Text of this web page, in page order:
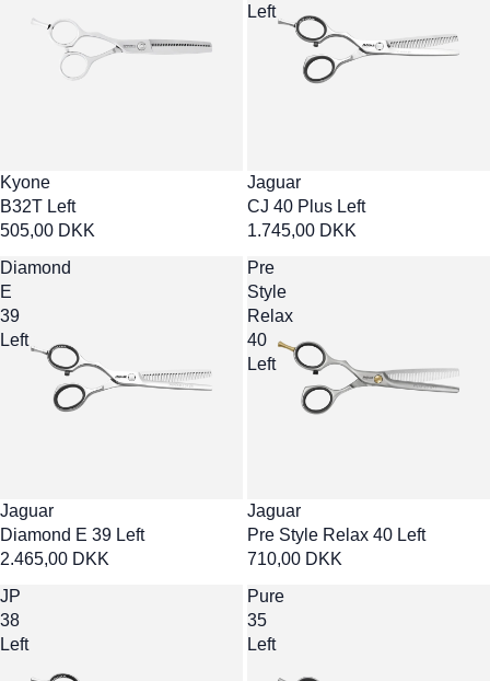
Kyone
B32T Left
505,00 DKK
Left
Jaguar
CJ 40 Plus Left
1.745,00 DKK
Diamond
E
39
Left
Jaguar
Diamond E 39 Left
2.465,00 DKK
Pre
Style
Relax
40
Left
Jaguar
Pre Style Relax 40 Left
710,00 DKK
JP
38
Left
Pure
35
Left